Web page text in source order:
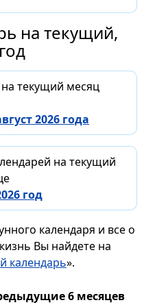
на текущий,
текущий месяц
2026 года
на текущий
год
календаря и все о
Вы найдете на
календарь».
6 месяцев